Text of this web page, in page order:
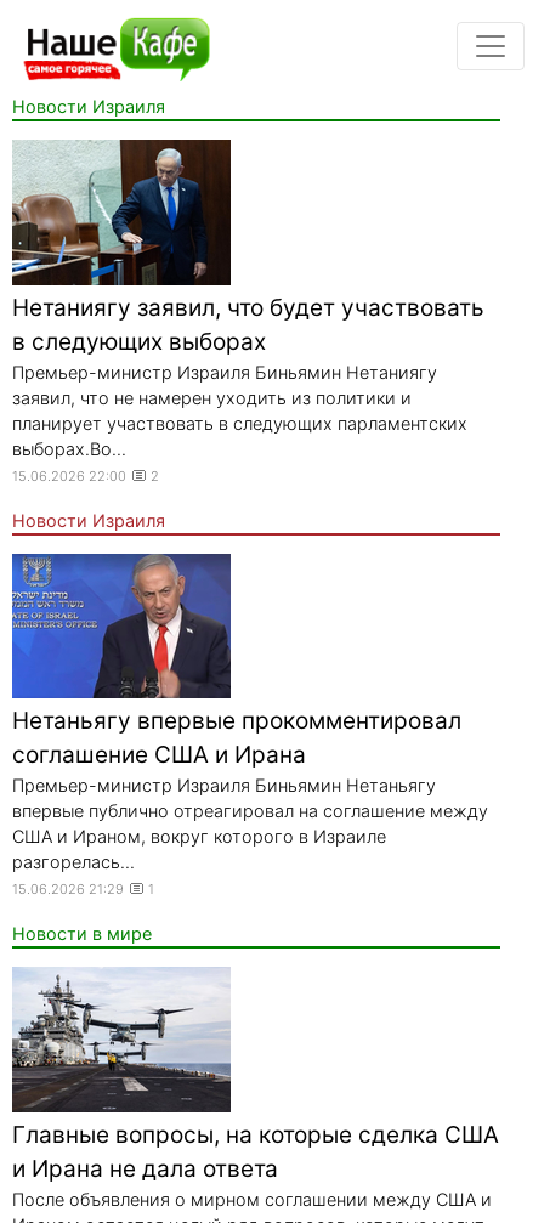
Новости Израиля
Нетаниягу заявил, что будет участвовать
в следующих выборах
Премьер-министр Израиля Биньямин Нетаниягу
заявил, что не намерен уходить из политики и
планирует участвовать в следующих парламентских
выборах.Во...
15.06.2026 22:00 2
Новости Израиля
Нетаньягу впервые прокомментировал
соглашение США и Ирана
Премьер-министр Израиля Биньямин Нетаньягу
впервые публично отреагировал на соглашение между
США и Ираном, вокруг которого в Израиле
разгорелась...
15.06.2026 21:29 1
Новости в мире
Главные вопросы, на которые сделка США
и Ирана не дала ответа
После объявления о мирном соглашении между США и